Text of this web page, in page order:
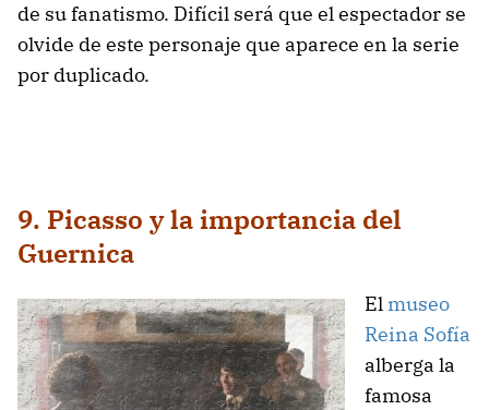
de su fanatismo. Difícil será que el espectador se
olvide de este personaje que aparece en la serie
por duplicado.
9. Picasso y la importancia del
Guernica
El museo
Reina Sofía
alberga la
famosa